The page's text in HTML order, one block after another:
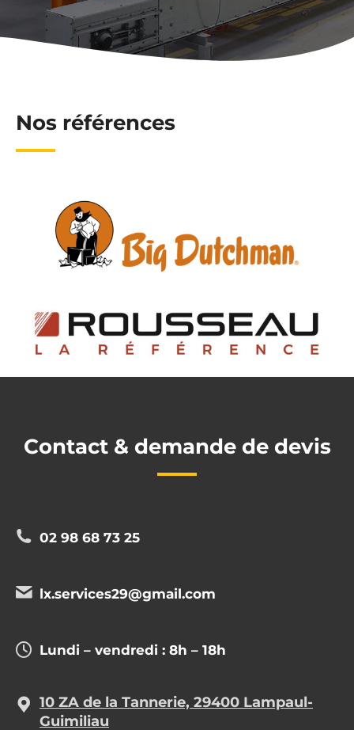
Nos références
Contact & demande de devis
02 98 68 73 25
lx.services29@gmail.com
Lundi – vendredi : 8h – 18h
10 ZA de la Tannerie, 29400 Lampaul-
Guimiliau